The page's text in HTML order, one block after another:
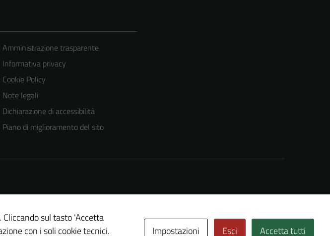
Amministrazione trasparente
Informativa privacy
Cookie Policy
Note legali
Dichiarazione di accessibilità
Piano di miglioramento del sito
sul tasto 'Accetta
con i soli cookie tecnici.
Impostazioni Esci Accetta tutti